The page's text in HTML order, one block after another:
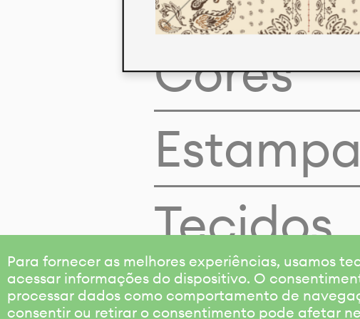
Para fornecer as melhores experiências, usamos
acessar informações do dispositivo. O
processar dados como comportamento de
consentir ou retirar o consentimento pode afetar
Cores
Tecidos